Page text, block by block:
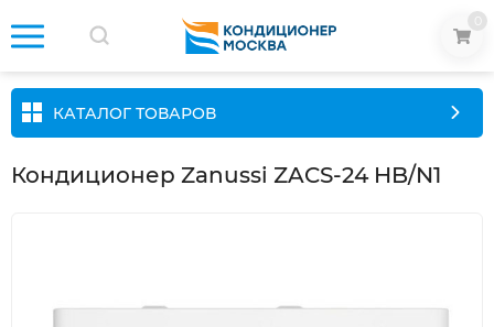
КАТАЛОГ ТОВАРОВ
Кондиционер Zanussi ZACS-24 HB/N1